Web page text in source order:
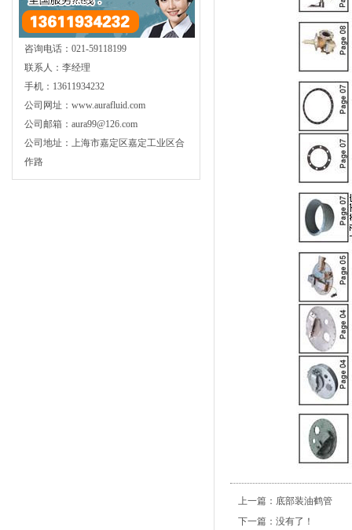
咨询电话：021-59118199
联系人：李经理
手机：13611934232
公司网址：www.aurafluid.com
公司邮箱：aura99@126.com
公司地址：上海市嘉定区嘉定工业区合
作路
上一篇： 底部装油鹤管
下一篇：没有了！